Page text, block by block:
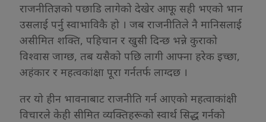
राजनीतिज्ञको पछाडि लागेको देखेर आफू सही भएको भान
उसलाई पर्नु स्वाभाविकै हो । जब राजनीतिले नै मानिसलाई
असीमित शक्ति, पहिचान र खुसी दिन्छ भन्ने कुराको
विश्वास जाग्छ, तब यसैको पछि लागी आफ्ना हरेक इच्छा,
अहंकार र महत्वकांक्षा पूरा गर्नतर्फ लाग्दछ ।
तर यो हीन भावनाबाट राजनीति गर्न आएको महत्वाकांक्षी
विचारले केही सीमित व्यक्तिहरूको स्वार्थ सिद्ध गर्नको